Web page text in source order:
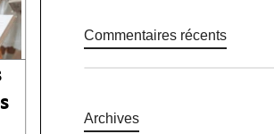
Commentaires récents
Archives